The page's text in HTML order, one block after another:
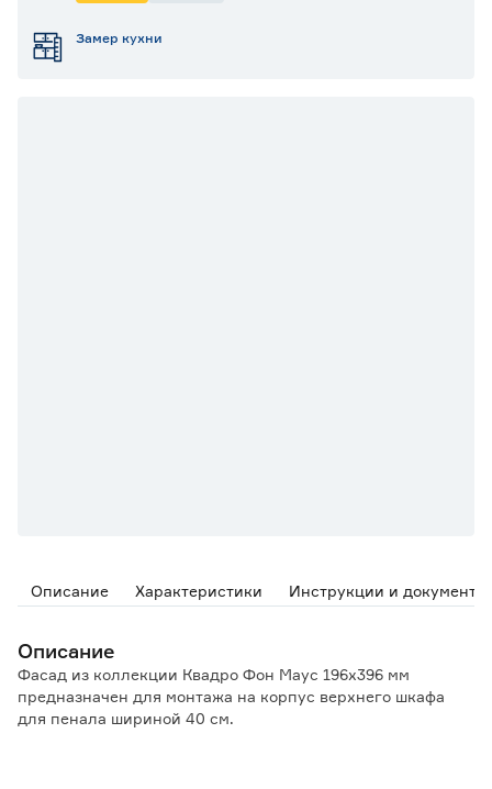
Замер кухни
Описание Характеристики Инструкции и документы
Описание
Фасад из коллекции Квадро Фон Маус 196х396 мм
предназначен для монтажа на корпус верхнего шкафа
для пенала шириной 40 см.